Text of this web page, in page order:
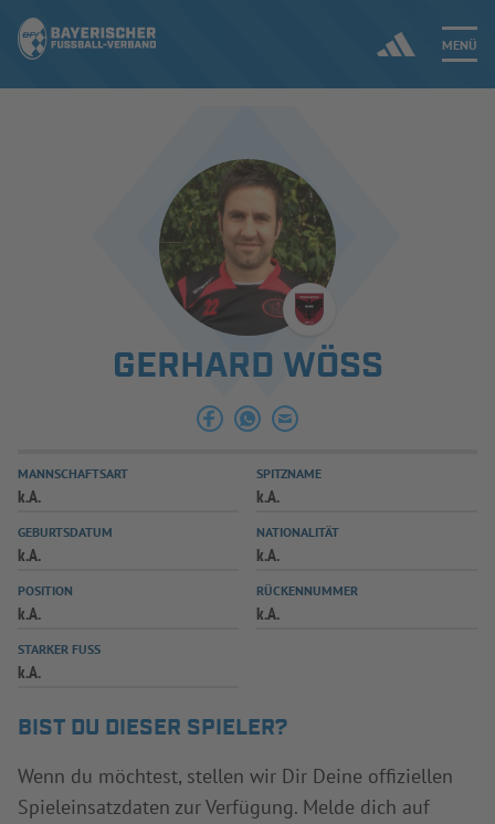
MENÜ
ERGEBNISSE & WETTBEWERBE
SPIELBETRIEB & VERBANDSLEBEN
AUSBILDUNG & FÖRDERUNG
SPIELPLUS
GERHARD WÖSS
MANNSCHAFTSART
k.A.
SPITZNAME
k.A.
GEBURTSDATUM
k.A.
NATIONALITÄT
k.A.
POSITION
k.A.
RÜCKENNUMMER
k.A.
STARKER FUSS
k.A.
BIST DU DIESER SPIELER?
Wenn du möchtest, stellen wir Dir Deine offiziellen
Spieleinsatzdaten zur Verfügung. Melde dich auf